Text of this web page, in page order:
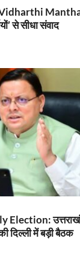
से सीधा संवाद
दिल्ली में बड़ी बैठक